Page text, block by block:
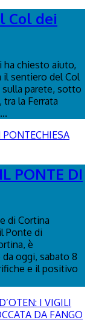
Col dei
ha chiesto aiuto,
il sentiero del Col
parete, sotto
la Ferrata
PONTE DI
di Cortina
Ponte di
è
oggi, sabato 8
e il positivo